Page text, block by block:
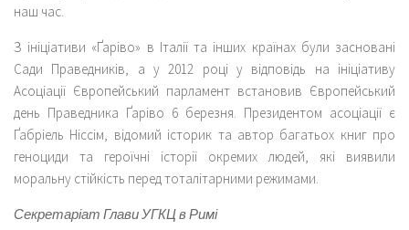
наш час.
З ініціативи «Ґаріво» в Італії та інших країнах були засновані
Сади Праведників, а у 2012 році у відповідь на ініціативу
Асоціації Європейський парламент встановив Європейський
день Праведника Ґаріво 6 березня. Президентом асоціації є
Ґабріель Ніссім, відомий історик та автор багатьох книг про
геноциди та героїчні історії окремих людей, які виявили
моральну стійкість перед тоталітарними режимами.
Секретаріат Глави УГКЦ в Римі